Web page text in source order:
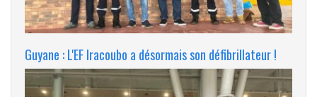
Guyane : L'EF Iracoubo a désormais son défibrillateur !